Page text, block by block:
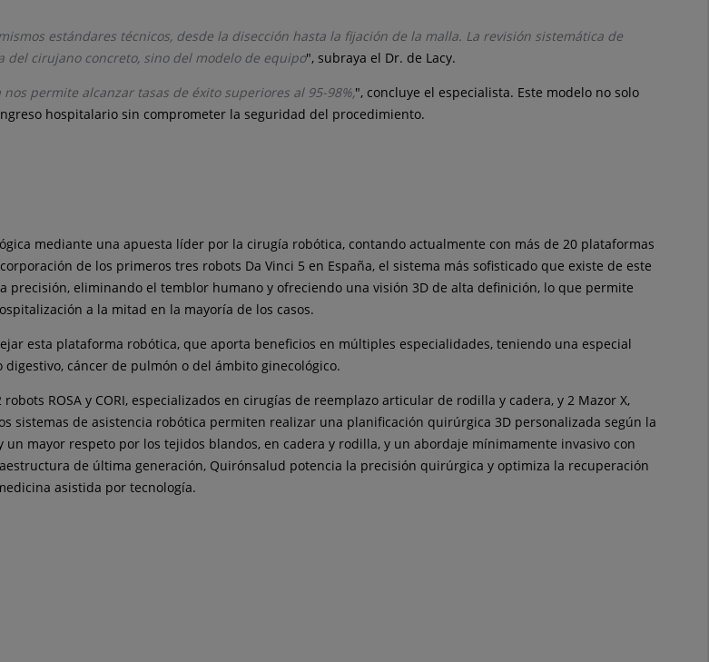
estándares técnicos, desde la disección hasta la fijación de la malla. La revisión sistemática de
del cirujano concreto, sino del modelo de equipo", subraya el Dr. de Lacy.
permite alcanzar tasas de éxito superiores al 95-98%,", concluye el especialista. Este modelo no solo
hospitalario sin comprometer la seguridad del procedimiento.
mediante una apuesta líder por la cirugía robótica, contando actualmente con más de 20 plataformas
de los primeros tres robots Da Vinci 5 en España, el sistema más sofisticado que existe de este
eliminando el temblor humano y ofreciendo una visión 3D de alta definición, lo que permite
a la mitad en la mayoría de los casos.
esta plataforma robótica, que aporta beneficios en múltiples especialidades, teniendo una especial
cáncer de pulmón o del ámbito ginecológico.
ROSA y CORI, especializados en cirugías de reemplazo articular de rodilla y cadera, y 2 Mazor X,
sistemas de asistencia robótica permiten realizar una planificación quirúrgica 3D personalizada según la
mayor respeto por los tejidos blandos, en cadera y rodilla, y un abordaje mínimamente invasivo con
de última generación, Quirónsalud potencia la precisión quirúrgica y optimiza la recuperación
asistida por tecnología.